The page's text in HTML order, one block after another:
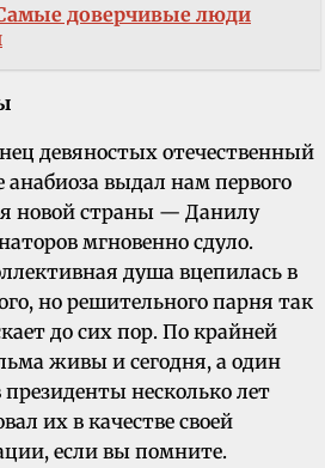
доверчивые люди
девяностых отечественный
выдал нам первого
новой страны — Данилу
мгновенно сдуло.
душа вцепилась в
но решительного парня так
до сих пор. По крайней
живы и сегодня, а один
несколько лет
их в качестве своей
если вы помните.